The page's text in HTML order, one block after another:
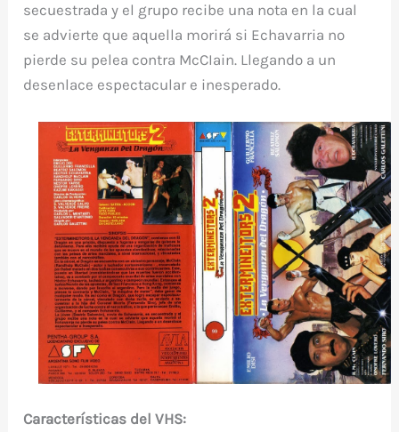
secuestrada y el grupo recibe una nota en la cual
se advierte que aquella morirá si Echavarria no
pierde su pelea contra McCIain. Llegando a un
desenlace espectacular e inesperado.
Características del VHS: